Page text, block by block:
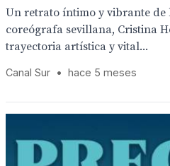
Un retrato íntimo y vibrante
coreógrafa sevillana, Cristina
trayectoria artística y vital...
Canal Sur • hace 5 meses